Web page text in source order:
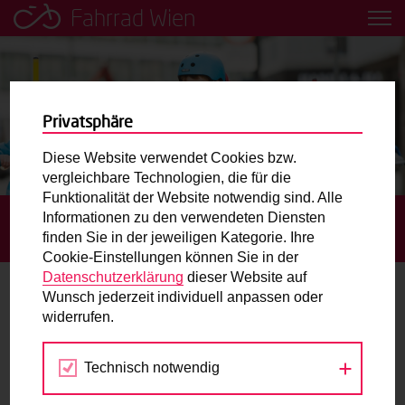
Fahrrad Wien
Leih dir einfach ein Transportfahrrad in deiner Nähe aus!
Mobilitätsbildung für Kinder und
Jugendliche
Radweg-Projektkarte
Routenplaner
Mit dem Fahrrad in Wien unterwegs? Hier finden Sie die
beste Route.
Wunschbox
Sie haben ein Anliegen zum Radverkehr? Schreiben Sie
STARTSEITE TERMINE
OFFENES TRAINING AM
RADSPIELPLATZ SEESTADT
06.
APR
2024
Privatsphäre
Diese Website verwendet Cookies bzw.
vergleichbare Technologien, die für die
Funktionalität der Website notwendig sind. Alle
Informationen zu den verwendeten Diensten
finden Sie in der jeweiligen Kategorie. Ihre
Cookie-Einstellungen können Sie in der
Datenschutzerklärung dieser Website auf
Wunsch jederzeit individuell anpassen oder
widerrufen.
Technisch notwendig